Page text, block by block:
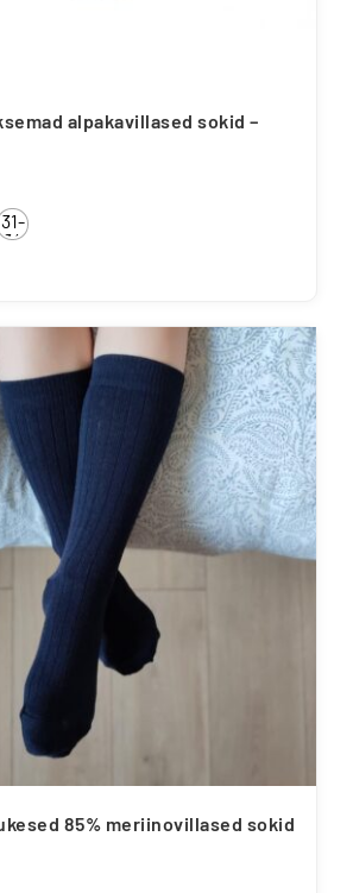
alpakavillased sokid –
31-
34
85% meriinovillased sokid